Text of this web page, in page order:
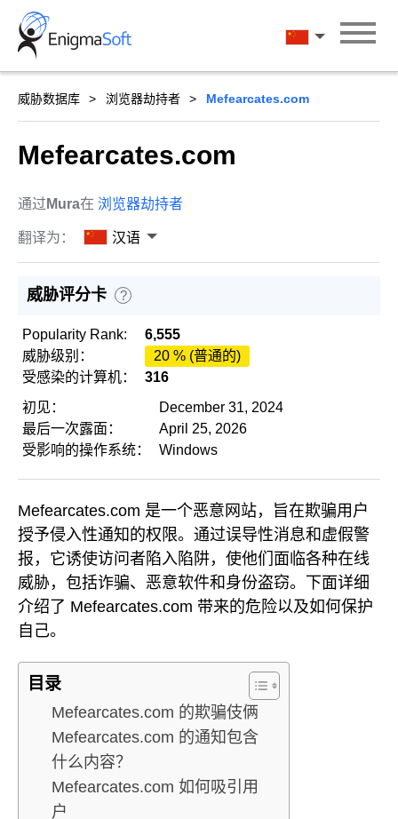
Skip
content
汉语
威胁数据库 浏览器劫持者 Mefearcates.com
Mefearcates.com
通过 Mura在 浏览器劫持者
翻译为： 汉语
威胁评分卡 ?
Popularity Rank:
6,555
威胁级别：
20 % (普通的)
受感染的计算机：
316
初见：
December 31, 2024
最后一次露面：
April 25, 2026
受影响的操作系统：
Windows
Mefearcates.com 是一个恶意网站，旨在欺骗用户
授予侵入性通知的权限。通过误导性消息和虚假警
报，它诱使访问者陷入陷阱，使他们面临各种在线
威胁，包括诈骗、恶意软件和身份盗窃。下面详细
介绍了 Mefearcates.com 带来的危险以及如何保护
自己。
目录
Mefearcates.com 的欺骗伎俩
Mefearcates.com 的通知包含
什么内容？
Mefearcates.com 如何吸引用
户